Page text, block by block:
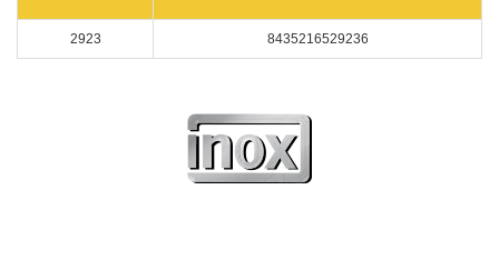
2923 8435216529236